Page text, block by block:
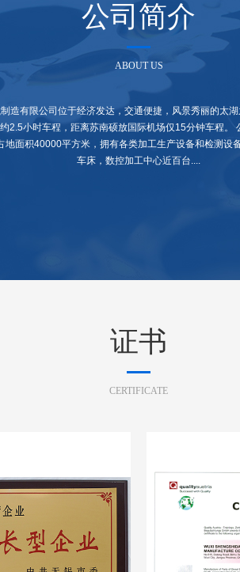
公司简介
ABOUT US
造有限公司位于经济发达，交通便捷，风景秀丽的太
2.5小时车程，距离苏南硕放国际机场仅15分钟车程。
地面积40000平方米，拥有各类加工生产设备和检测设
车床，数控加工中心近百台....
证书
CERTIFICATE